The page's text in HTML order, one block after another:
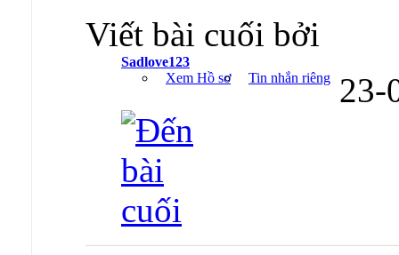
Viết bài cuối bởi
Sadlove123
Xem Hồ sơ
Tin nhắn riêng 23-